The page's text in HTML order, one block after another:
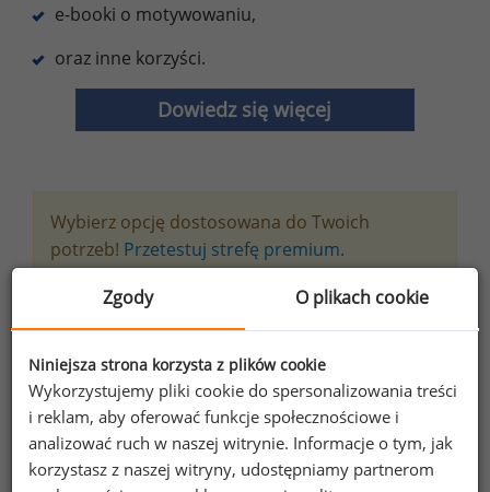
e-booki o motywowaniu,
oraz inne korzyści.
Dowiedz się więcej
Wybierz opcję dostosowana do Twoich
potrzeb! Przetestuj strefę premium.
Zapisz się do newslettera!
Zgody O plikach cookie
Niniejsza strona korzysta z plików cookie
Wykorzystujemy pliki cookie do spersonalizowania treści
i reklam, aby oferować funkcje społecznościowe i
analizować ruch w naszej witrynie. Informacje o tym, jak
korzystasz z naszej witryny, udostępniamy partnerom